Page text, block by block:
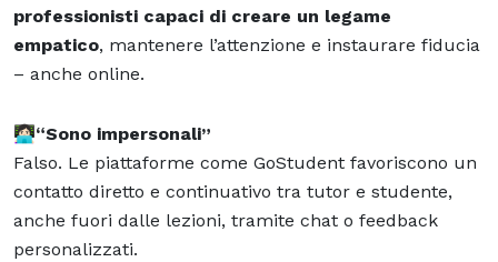
professionisti capaci di creare un legame
empatico, mantenere l’attenzione e instaurare fiducia
– anche online.
👩🏻‍💻“Sono impersonali”
Falso. Le piattaforme come GoStudent favoriscono un
contatto diretto e continuativo tra tutor e studente,
anche fuori dalle lezioni, tramite chat o feedback
personalizzati.